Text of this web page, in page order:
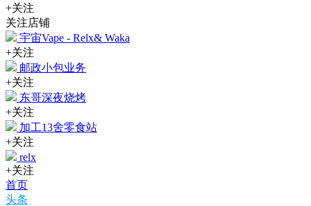
+关注
关注店铺
宇宙Vape - Relx& Waka
+关注
邮政小包业务
+关注
东哥深夜烧烤
+关注
加工13舍零食站
+关注
relx
+关注
首页
头条